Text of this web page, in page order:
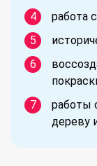
работа
работы
дереву